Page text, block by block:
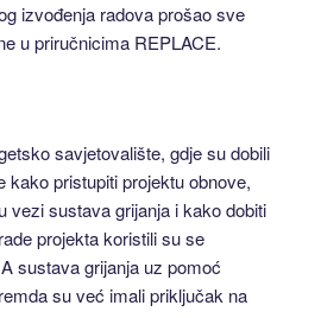
izvođenja radova prošao sve
u priručnicima REPLACE.
savjetovalište, gdje su dobili
kako pristupiti projektu obnove,
vezi sustava grijanja i kako dobiti
projekta koristili su se
sustava grijanja uz pomoć
su već imali priključak na